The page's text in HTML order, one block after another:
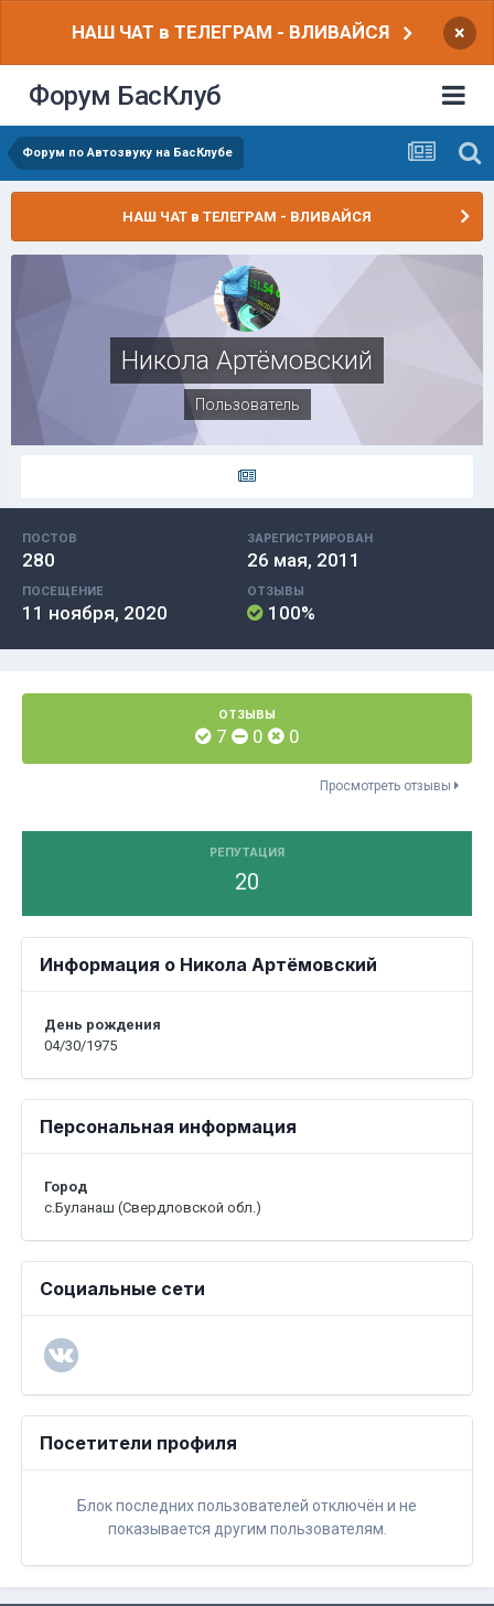
НАШ ЧАТ в ТЕЛЕГРАМ - ВЛИВАЙСЯ ×
Форум БасКлуб
Форум по Автозвуку на БасКлубе
НАШ ЧАТ в ТЕЛЕГРАМ - ВЛИВАЙСЯ
Никола Артёмовский
Пользователь
ПОСТОВ
280
ЗАРЕГИСТРИРОВАН
26 мая, 2011
ПОСЕЩЕНИЕ
11 ноября, 2020
ОТЗЫВЫ
100%
ОТЗЫВЫ
7 0 0
Просмотреть отзывы
РЕПУТАЦИЯ
20
Информация о Никола Артёмовский
День рождения
04/30/1975
Персональная информация
Город
с.Буланаш (Свердловской обл.)
Социальные сети
Посетители профиля
Блок последних пользователей отключён и не
показывается другим пользователям.